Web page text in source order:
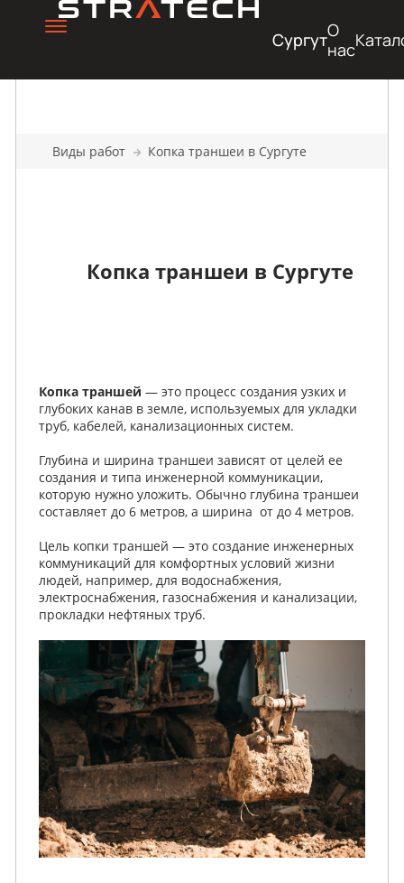
СургутО
нас
Виды работ Копка траншеи в Сургуте
Копка траншеи в Сургуте
Копка траншей — это процесс создания узких и
глубоких канав в земле, используемых для укладки
труб, кабелей, канализационных систем.
Глубина и ширина траншеи зависят от целей ее
создания и типа инженерной коммуникации,
которую нужно уложить. Обычно глубина траншеи
составляет до 6 метров, а ширина от до 4 метров.
Цель копки траншей — это создание инженерных
коммуникаций для комфортных условий жизни
людей, например, для водоснабжения,
электроснабжения, газоснабжения и канализации,
прокладки нефтяных труб.